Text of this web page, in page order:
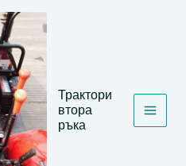
Трактори
втора
ръка